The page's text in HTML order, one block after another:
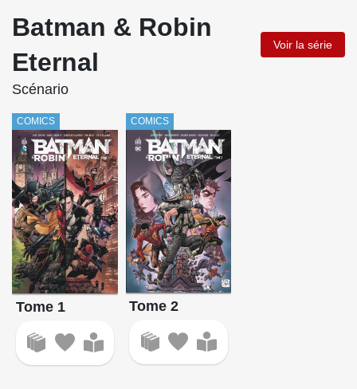
Batman & Robin
Eternal
Voir la série
Scénario
COMICS
Tome 1
COMICS
Tome 2